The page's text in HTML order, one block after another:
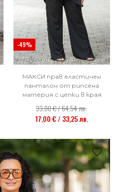
-49%
МАКСИ прав еластичен
панталон от рипсена
материя с цепки в края
33,00 € / 64,54 лв.
17,00 € / 33,25 лв.